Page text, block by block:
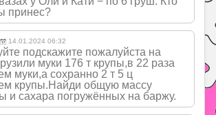
принес?
14.01.2024 06:32
подскажите пожалуйста на
муки 176 т крупы,в 22 раза
муки,а сохранно 2 т 5 ц
крупы.Найди общую массу
и сахара погружённых на баржу.